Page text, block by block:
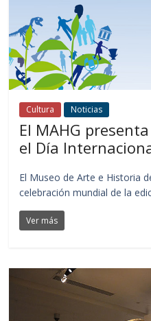
Cultura Noticias
El MAHG
el Día
El Museo de Arte e Historia
celebración mundial de la
Ver más